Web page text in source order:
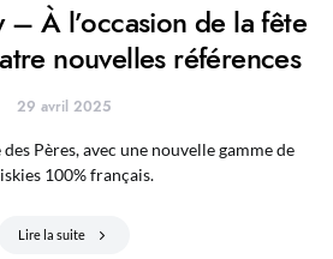
– À l’occasion de la fête
nouvelles références
29 avril 2025
Pères, avec une nouvelle gamme de
100% français.
Lire la suite